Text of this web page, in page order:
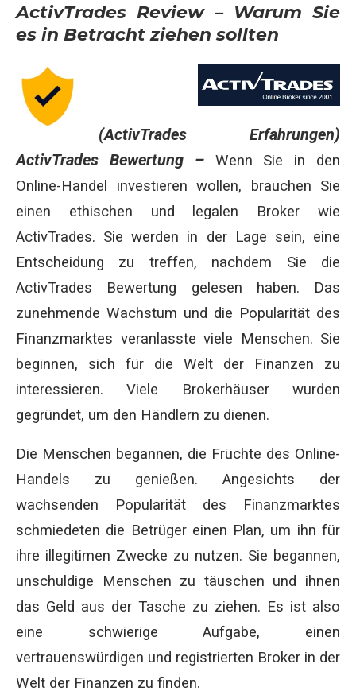
ActivTrades Review – Warum Sie
es in Betracht ziehen sollten
(ActivTrades Erfahrungen)
ActivTrades Bewertung – Wenn Sie in den
Online-Handel investieren wollen, brauchen Sie
einen ethischen und legalen Broker wie
ActivTrades. Sie werden in der Lage sein, eine
Entscheidung zu treffen, nachdem Sie die
ActivTrades Bewertung gelesen haben. Das
zunehmende Wachstum und die Popularität des
Finanzmarktes veranlasste viele Menschen. Sie
beginnen, sich für die Welt der Finanzen zu
interessieren. Viele Brokerhäuser wurden
gegründet, um den Händlern zu dienen.
Die Menschen begannen, die Früchte des Online-
Handels zu genießen. Angesichts der
wachsenden Popularität des Finanzmarktes
schmiedeten die Betrüger einen Plan, um ihn für
ihre illegitimen Zwecke zu nutzen. Sie begannen,
unschuldige Menschen zu täuschen und ihnen
das Geld aus der Tasche zu ziehen. Es ist also
eine schwierige Aufgabe, einen
vertrauenswürdigen und registrierten Broker in der
Welt der Finanzen zu finden.